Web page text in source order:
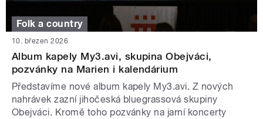
Folk a country
10. březen 2026
Album kapely My3.avi, skupina Obejváci,
pozvánky na Marien i kalendárium
Představíme nové album kapely My3.avi. Z nových
nahrávek zazní jihočeská bluegrassová skupiny
Obejváci. Kromě toho pozvánky na jarní koncerty